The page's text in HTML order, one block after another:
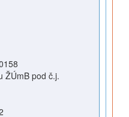
ŽÚmB pod č.j.